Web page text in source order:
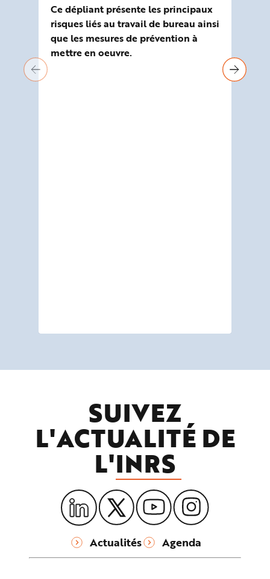
Ce dépliant présente les principaux
risques liés au travail de bureau ainsi
que les mesures de prévention à
mettre en oeuvre.
SUIVEZ
L'ACTUALITÉ DE
L'INRS
Actualités Agenda